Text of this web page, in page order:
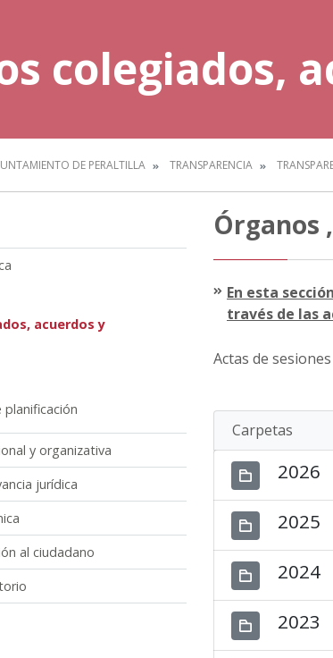
colegiados,
DE PERALTILLA TRANSPARENCIA
acuerdos y
y organizativa
jurídica
al ciudadano
Órganos
En esta
través de las
Actas de
Carpetas
2026
2025
2024
2023